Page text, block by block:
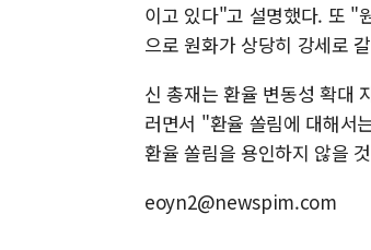
이고 있다"고 설명했다. 또 "
으로 원화가 상당히 강세로
신 총재는 환율 변동성 확대
러면서 "환율 쏠림에 대해서
환율 쏠림을 용인하지 않을
eoyn2@newspim.com